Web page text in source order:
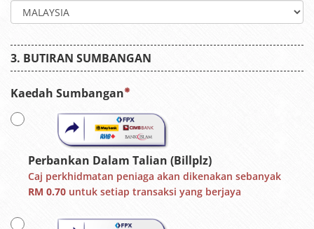
BUTIRAN SUMBANGAN
Kaedah Sumbangan
Perbankan Dalam Talian (Billplz)
Caj perkhidmatan peniaga akan dikenakan sebanyak
RM 0.70 untuk setiap transaksi yang berjaya